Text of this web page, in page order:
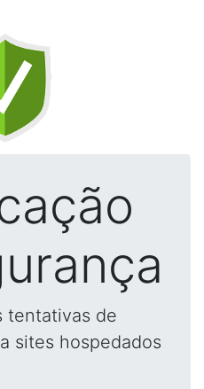
tentativas de
sites hospedados